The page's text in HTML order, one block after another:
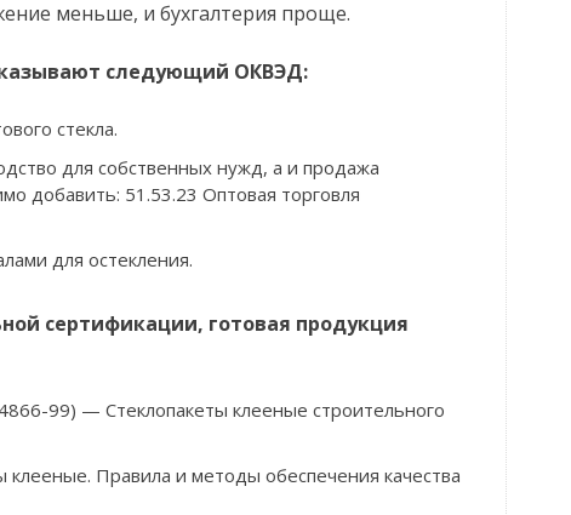
меньше, и бухгалтерия проще.
следующий ОКВЭД:
стекла.
для собственных нужд, а и продажа
добавить: 51.53.23 Оптовая торговля
для остекления.
сертификации, готовая продукция
99) — Стеклопакеты клееные строительного
Правила и методы обеспечения качества